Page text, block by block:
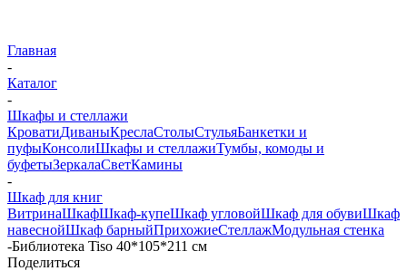
Главная
-
Каталог
-
Шкафы и стеллажи
КроватиДиваныКреслаСтолыСтульяБанкетки и
пуфыКонсолиШкафы и стеллажиТумбы, комоды и
буфетыЗеркалаСветКамины
-
Шкаф для книг
ВитринаШкафШкаф-купеШкаф угловойШкаф для обувиШкаф
навеснойШкаф барныйПрихожиеСтеллажМодульная стенка
-Библиотека Tiso 40*105*211 см
Поделиться